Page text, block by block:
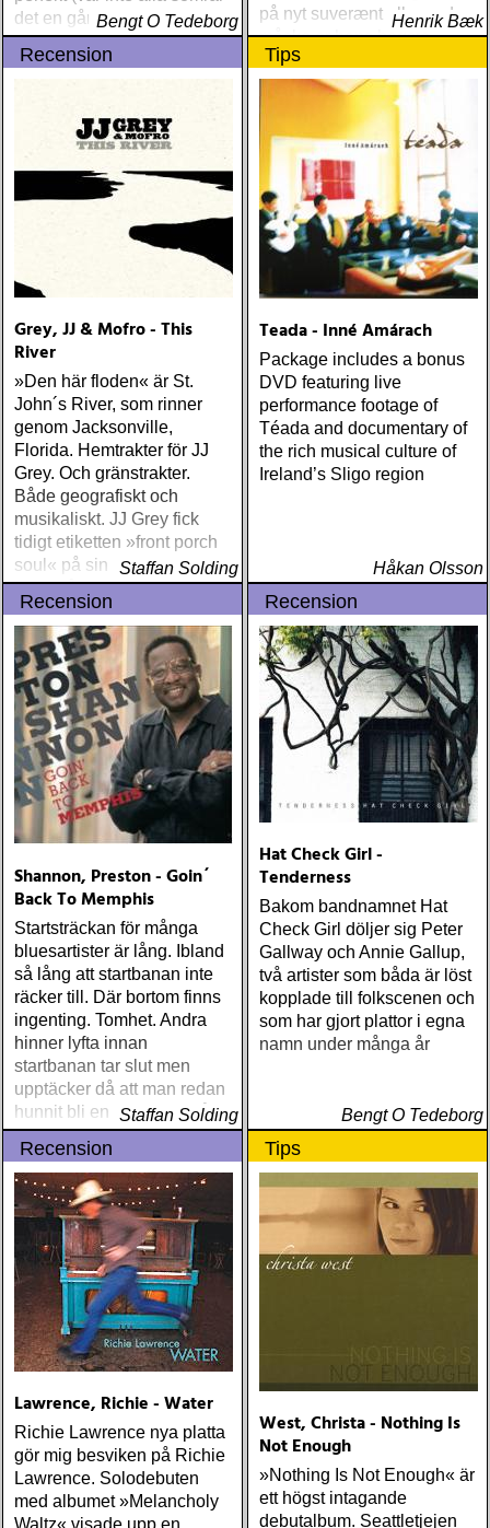
det en gång i tiden?)
Bengt O Tedeborg
på nyt suverænt album, der
måske er hans bedste
gennem tiderne
Henrik Bæk
Recension
Grey, JJ & Mofro - This
River
»Den här floden« är St.
John´s River, som rinner
genom Jacksonville,
Florida. Hemtrakter för JJ
Grey. Och gränstrakter.
Både geografiskt och
musikaliskt. JJ Grey fick
tidigt etiketten »front porch
soul« på sin musik och blev
även något av en
»backwoods«-personlighet
Staffan Solding
Tips
Teada - Inné Amárach
Package includes a bonus
DVD featuring live
performance footage of
Téada and documentary of
the rich musical culture of
Ireland’s Sligo region
Håkan Olsson
Recension
Shannon, Preston - Goin´
Back To Memphis
Startsträckan för många
bluesartister är lång. Ibland
så lång att startbanan inte
räcker till. Där bortom finns
ingenting. Tomhet. Andra
hinner lyfta innan
startbanan tar slut men
upptäcker då att man redan
hunnit bli en 40 eller 50 år
Staffan Solding
Recension
Hat Check Girl -
Tenderness
Bakom bandnamnet Hat
Check Girl döljer sig Peter
Gallway och Annie Gallup,
två artister som båda är löst
kopplade till folkscenen och
som har gjort plattor i egna
namn under många år
Bengt O Tedeborg
Recension
Lawrence, Richie - Water
Richie Lawrence nya platta
gör mig besviken på Richie
Lawrence. Solodebuten
med albumet »Melancholy
Waltz« visade upp en
Tips
West, Christa - Nothing Is
Not Enough
»Nothing Is Not Enough« är
ett högst intagande
debutalbum. Seattletjejen